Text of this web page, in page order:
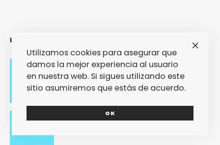
LO MÁS RECIENTE
Adiós con el corazón
Utilizamos cookies para asegurar que
damos la mejor experiencia al usuario
en nuestra web. Si sigues utilizando este
sitio asumiremos que estás de acuerdo.
OK